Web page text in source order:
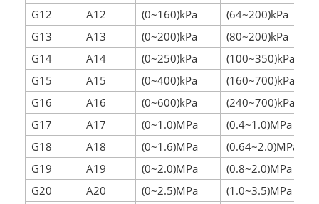
G12
A12 (0~160)kPa
(64~200)kPa
G13
A13 (0~200)kPa
(80~200)kPa
G14
A14 (0~250)kPa
(100~350)kPa
G15
A15 (0~400)kPa
(160~700)kPa
G16
A16 (0~600)kPa
(240~700)kPa
G17
A17 (0~1.0)MPa
(0.4~1.0)MPa
G18
A18 (0~1.6)MPa
(0.64~2.0)MPa
G19
A19 (0~2.0)MPa
(0.8~2.0)MPa
G20
A20 (0~2.5)MPa
(1.0~3.5)MPa